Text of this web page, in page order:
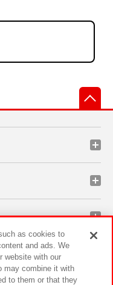
as cookies to
and ads. We
website with our
may combine it with
to them or that they